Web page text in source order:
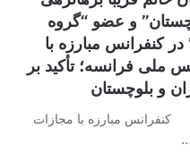
و عضو “گروه
کنفرانس مبارزه با
ملی فرانسه؛ تأکید بر
و بلوچستان
مبارزه با مجازات